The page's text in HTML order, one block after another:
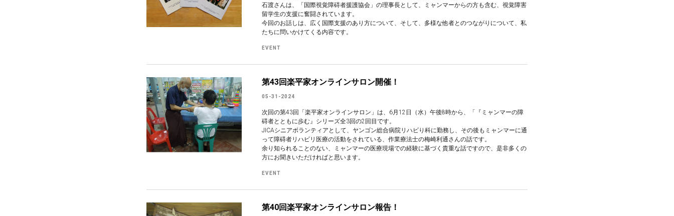
石渡さんは、「国際視覚障碍者援護協会」の理事長として、ミャンマーからの方も含む、視覚障害
留学生の支援に奮闘されています。
今回のお話しは、広く国際支援のあり方について、そして、多様な他者とのつながりについて、私
たちに問いかけてくる内容です。
EVENT
第43回楽平家オンラインサロン開催！
05-31-2024
次回の第43回「楽平家オンラインサロン」は、6月12日（水）午後8時から、「『ミャンマーの障
碍者とともに歩む』シリーズ全3回の2回目です。
JICAシニアボランティアとして、ヤンゴン総合病院リハビり科に勤務し、その後もミャンマーに通
って障碍者リハビリ医療の活動をされている、作業療法士の梅崎利通さんの話です。
余り知られることのない、ミャンマーの医療現場での経験に基づく貴重な話ですので、是非多くの
方にお聞きいただければと思います。
EVENT
第40回楽平家オンラインサロン報告！